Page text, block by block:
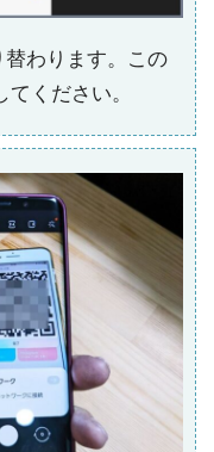
わります。この
ください。